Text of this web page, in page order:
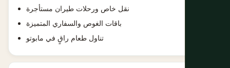
نقل خاص ورحلات طيران مستأجرة
باقات الغوص والسفاري المتميزة
تناول طعام راقٍ في مابوتو